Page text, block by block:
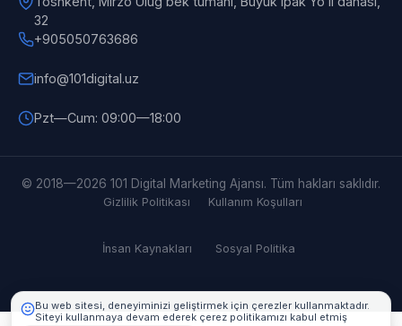
32
+905050763686
info@101digital.uz
Pzt—Cum: 09:00—18:00
© 2018—2026 101 Digital Marketing Ajansı. Tüm hakları saklıdır.
Gizlilik Politikası Kullanım Koşulları
İnsan Kaynakları Sosyal Politika
Bu web sitesi, deneyiminizi geliştirmek için çerezler kullanmaktadır.
Siteyi kullanmaya devam ederek çerez politikamızı kabul etmiş